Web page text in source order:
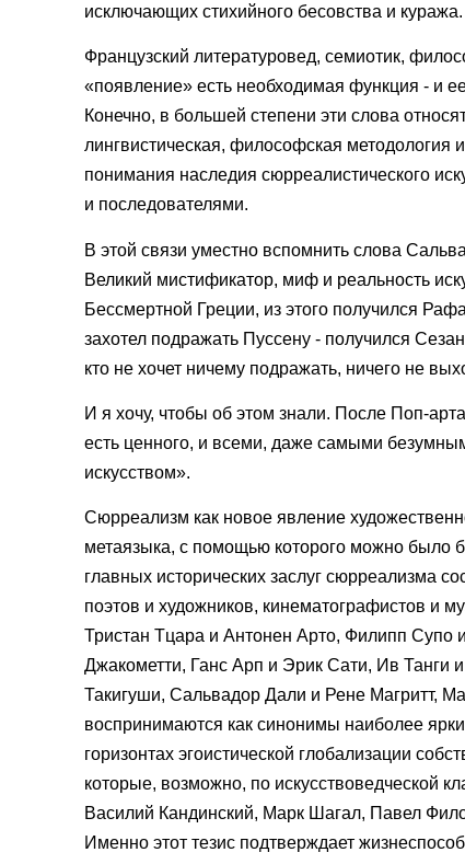
исключающих стихийного бесовства и куража.
Французский литературовед, семиотик,
«появление» есть необходимая функция - и
Конечно, в большей степени эти слова
лингвистическая, философская
понимания наследия сюрреалистического
и последователями.
В этой связи уместно вспомнить слова
Великий мистификатор, миф и реальность
Бессмертной Греции, из этого получился
захотел подражать Пуссену - получился
кто не хочет ничему подражать, ничего не
И я хочу, чтобы об этом знали. После Поп-
есть ценного, и всеми, даже самыми
искусством».
Сюрреализм как новое явление
метаязыка, с помощью которого можно было
главных исторических заслуг сюрреализма
поэтов и художников, кинематографистов и
Тристан Тцара и Антонен Арто, Филипп
Джакометти, Ганс Арп и Эрик Сати, Ив
Такигуши, Сальвадор Дали и Рене Магритт,
воспринимаются как синонимы наиболее
горизонтах эгоистической глобализации
которые, возможно, по искусствоведческой
Василий Кандинский, Марк Шагал, Павел
Именно этот тезис подтверждает